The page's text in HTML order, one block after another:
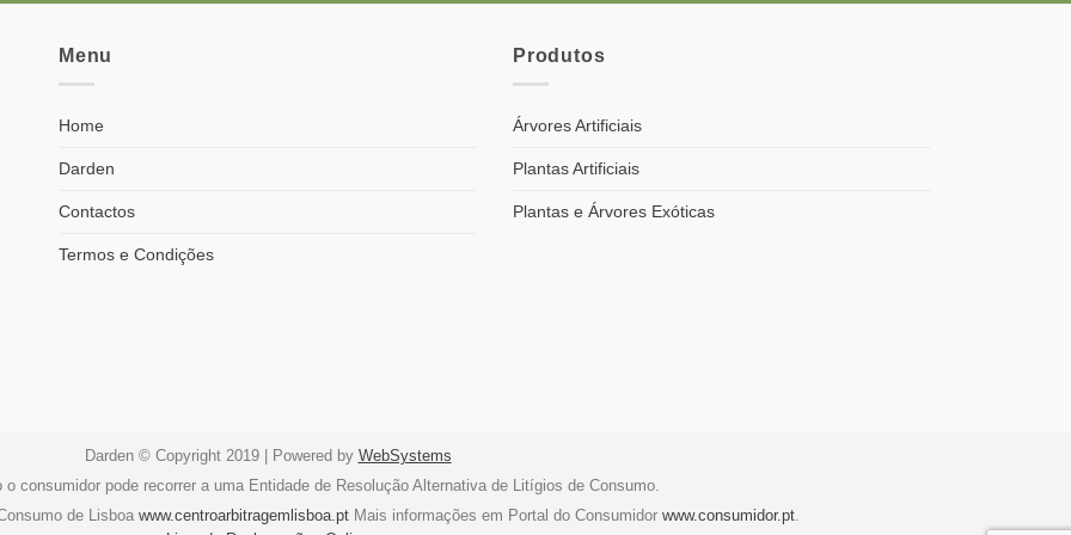
Menu
Home
Darden
Contactos
Termos e Condições
Produtos
Árvores Artificiais
Plantas Artificiais
Plantas e Árvores Exóticas
Darden © Copyright 2019 | Powered by WebSystems
consumidor pode recorrer a uma Entidade de Resolução Alternativa de Litígios de Consumo.
de Lisboa www.centroarbitragemlisboa.ptMais informações em Portal do Consumidor www.consumidor.pt.